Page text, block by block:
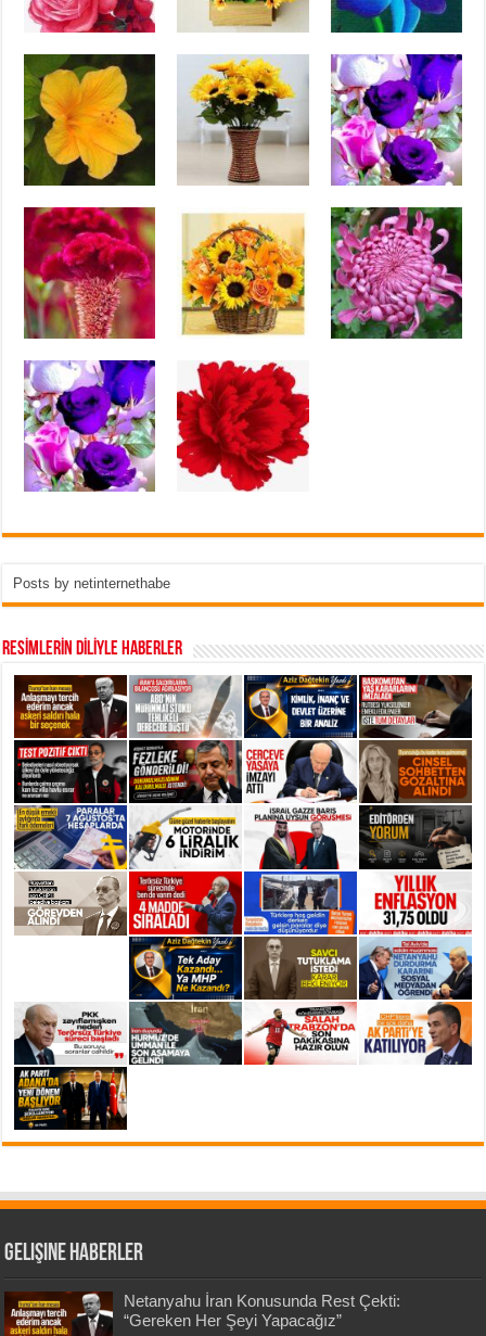
Posts by netinternethabe
RESİMLERİN DİLİYLE HABERLER
Gelişine Haberler
Netanyahu İran Konusunda Rest Çekti:
“Gereken Her Şeyi Yapacağız”